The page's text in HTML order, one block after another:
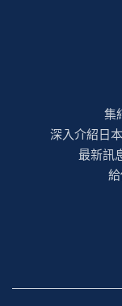
集
深入介紹日
最新訊